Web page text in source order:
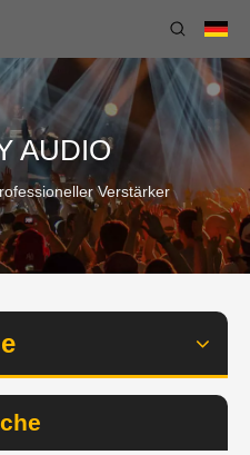
AUDIO
Verstärker